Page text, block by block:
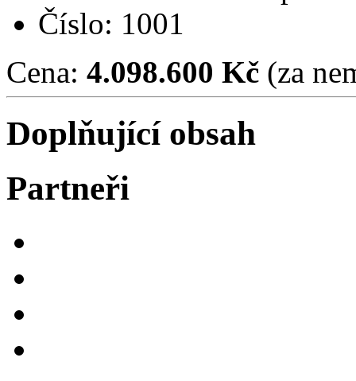
Číslo: 1001
Cena: 4.098.600 Kč (za
Doplňující obsah
Partneři